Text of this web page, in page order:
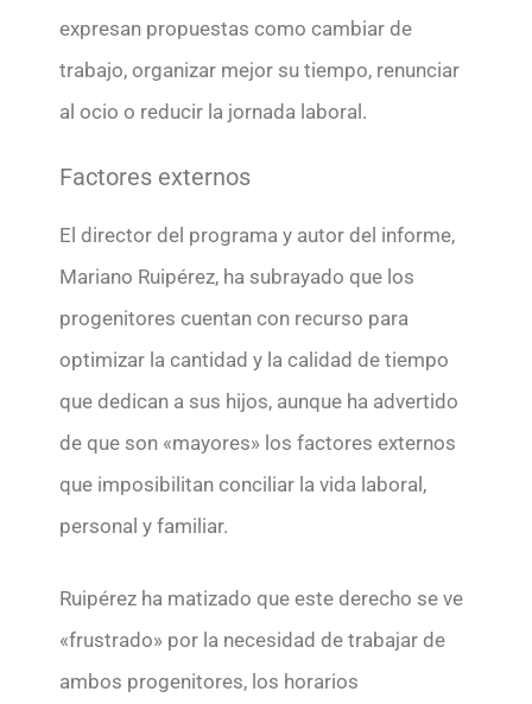
expresan propuestas como cambiar de
trabajo, organizar mejor su tiempo, renunciar
al ocio o reducir la jornada laboral.
Factores externos
El director del programa y autor del informe,
Mariano Ruipérez, ha subrayado que los
progenitores cuentan con recurso para
optimizar la cantidad y la calidad de tiempo
que dedican a sus hijos, aunque ha advertido
de que son «mayores» los factores externos
que imposibilitan conciliar la vida laboral,
personal y familiar.
Ruipérez ha matizado que este derecho se ve
«frustrado» por la necesidad de trabajar de
ambos progenitores, los horarios